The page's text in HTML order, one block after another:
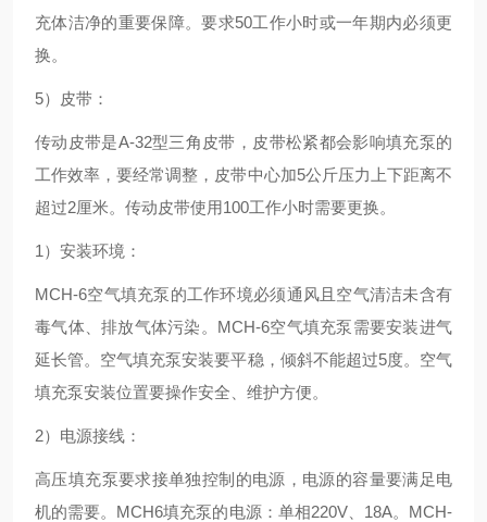
充体洁净的重要保障。要求50工作小时或一年期内必须更
换。
5）皮带：
传动皮带是A-32型三角皮带，皮带松紧都会影响填充泵的
工作效率，要经常调整，皮带中心加5公斤压力上下距离不
超过2厘米。传动皮带使用100工作小时需要更换。
1）安装环境：
MCH-6空气填充泵的工作环境必须通风且空气清洁未含有
毒气体、排放气体污染。MCH-6空气填充泵需要安装进气
延长管。空气填充泵安装要平稳，倾斜不能超过5度。空气
填充泵安装位置要操作安全、维护方便。
2）电源接线：
高压填充泵要求接单独控制的电源，电源的容量要满足电
机的需要。MCH6填充泵的电源：单相220V、18A。MCH-